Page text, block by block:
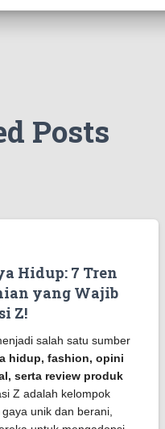
Posts
Hidup: 7 Tren
yang Wajib
Z!
salah satu sumber
hidup, fashion, opini
serta review produk
Z adalah kelompok
unik dan berani,